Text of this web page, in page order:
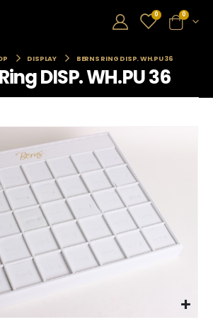
0 0
DISPLAY BERNS RING DISP. WH.PU 36
DISP. WH.PU 36